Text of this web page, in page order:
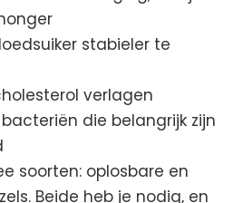
stabieler te
verlagen
die belangrijk zijn
soorten: oplosbare en
Beide heb je nodig, en